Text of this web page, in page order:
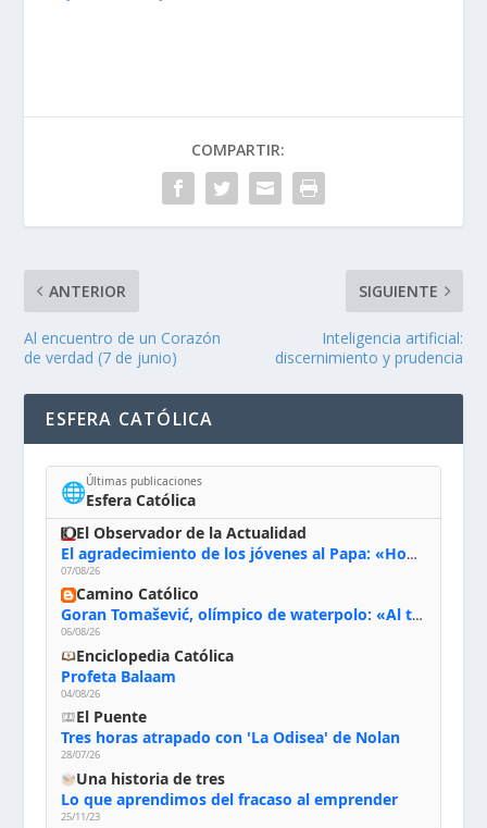
COMPARTIR:
ANTERIOR
Al encuentro de un Corazón
de verdad (7 de junio)
SIGUIENTE
Inteligencia artificial:
discernimiento y prudencia
ESFERA CATÓLICA
🌐Últimas publicaciones
Esfera Católica
El Observador de la Actualidad
El agradecimiento de los jóvenes al Papa: «Hoy nos sentimos Iglesia»
07/08/26
Camino Católico
Goran Tomašević, olímpico de waterpolo: «Al terminar el Camino de Santiago entregué mi vida a Cristo; hablé con Dios y le dije: ‘Estoy listo; estoy a tu servicio. Puedo llevar lo que sea necesario para ti’»
06/08/26
Enciclopedia Católica
Profeta Balaam
04/08/26
El Puente
Tres horas atrapado con 'La Odisea' de Nolan
28/07/26
Una historia de tres
Lo que aprendimos del fracaso al emprender
25/11/23